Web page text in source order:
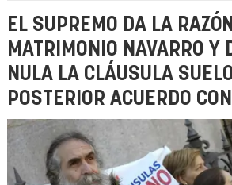
EL SUPREMO DA LA
MATRIMONIO NAVARRO Y
NULA LA CLÁUSULA
POSTERIOR ACUERDO